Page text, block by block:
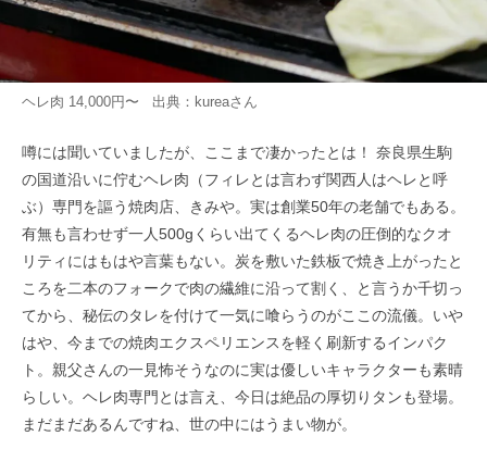
ヘレ肉 14,000円〜 出典： kureaさん
噂には聞いていましたが、ここまで凄かったとは！ 奈良県生駒
の国道沿いに佇むヘレ肉（フィレとは言わず関西人はヘレと呼
ぶ）専門を謳う焼肉店、きみや。実は創業50年の老舗でもある。
有無も言わせず一人500gくらい出てくるヘレ肉の圧倒的なクオ
リティにはもはや言葉もない。炭を敷いた鉄板で焼き上がったと
ころを二本のフォークで肉の繊維に沿って割く、と言うか千切っ
てから、秘伝のタレを付けて一気に喰らうのがここの流儀。いや
はや、今までの焼肉エクスペリエンスを軽く刷新するインパク
ト。親父さんの一見怖そうなのに実は優しいキャラクターも素晴
らしい。ヘレ肉専門とは言え、今日は絶品の厚切りタンも登場。
まだまだあるんですね、世の中にはうまい物が。